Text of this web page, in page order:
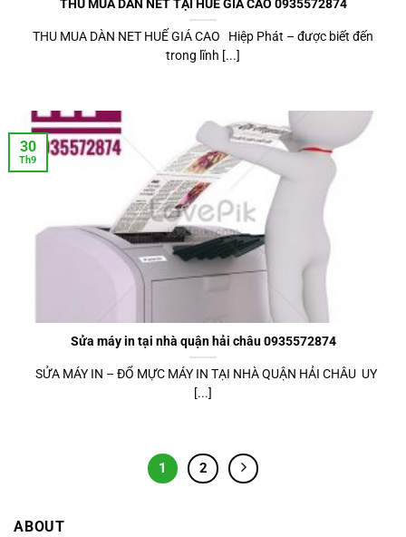
ABOUT
THU MUA DÀN NET TẠI HUẾ GIÁ CAO 0935572874
THU MUA DÀN NET HUẾ GIÁ CAO Hiệp Phát – được biết đến
trong lĩnh [...]
Sửa máy in tại nhà quận hải châu 0935572874
SỬA MÁY IN – ĐỔ MỰC MÁY IN TẠI NHÀ QUẬN HẢI CHÂU UY
[...]
30
Th9
1 2